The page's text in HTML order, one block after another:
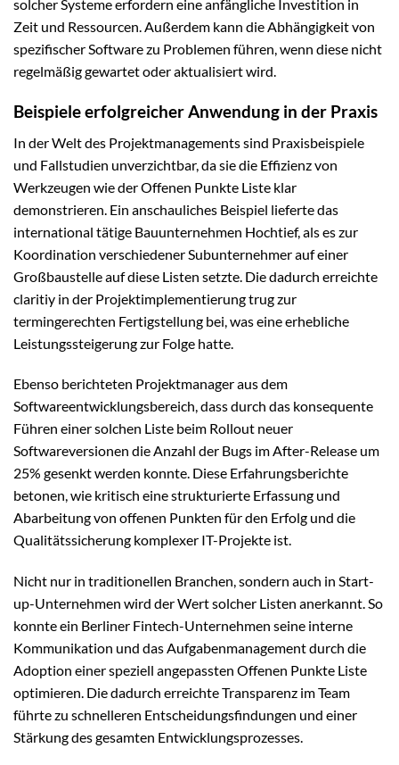
solcher Systeme erfordern eine anfängliche Investition in
Zeit und Ressourcen. Außerdem kann die Abhängigkeit von
spezifischer Software zu Problemen führen, wenn diese nicht
regelmäßig gewartet oder aktualisiert wird.
Beispiele erfolgreicher Anwendung in der Praxis
In der Welt des Projektmanagements sind Praxisbeispiele
und Fallstudien unverzichtbar, da sie die Effizienz von
Werkzeugen wie der Offenen Punkte Liste klar
demonstrieren. Ein anschauliches Beispiel lieferte das
international tätige Bauunternehmen Hochtief, als es zur
Koordination verschiedener Subunternehmer auf einer
Großbaustelle auf diese Listen setzte. Die dadurch erreichte
claritiy in der Projektimplementierung trug zur
termingerechten Fertigstellung bei, was eine erhebliche
Leistungssteigerung zur Folge hatte.
Ebenso berichteten Projektmanager aus dem
Softwareentwicklungsbereich, dass durch das konsequente
Führen einer solchen Liste beim Rollout neuer
Softwareversionen die Anzahl der Bugs im After-Release um
25% gesenkt werden konnte. Diese Erfahrungsberichte
betonen, wie kritisch eine strukturierte Erfassung und
Abarbeitung von offenen Punkten für den Erfolg und die
Qualitätssicherung komplexer IT-Projekte ist.
Nicht nur in traditionellen Branchen, sondern auch in Start-
up-Unternehmen wird der Wert solcher Listen anerkannt. So
konnte ein Berliner Fintech-Unternehmen seine interne
Kommunikation und das Aufgabenmanagement durch die
Adoption einer speziell angepassten Offenen Punkte Liste
optimieren. Die dadurch erreichte Transparenz im Team
führte zu schnelleren Entscheidungsfindungen und einer
Stärkung des gesamten Entwicklungsprozesses.